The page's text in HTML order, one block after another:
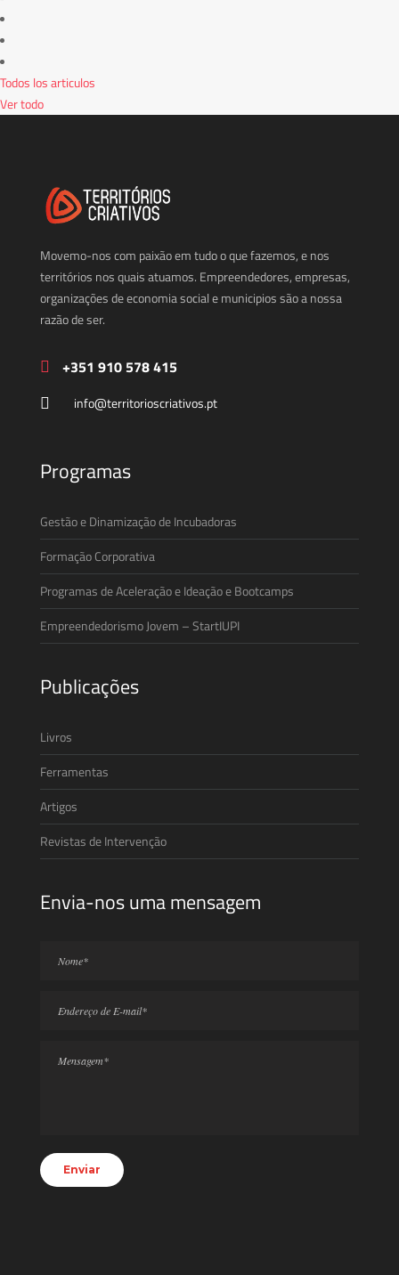
Todos los articulos
Ver todo
Movemo-nos com paixão em tudo o que fazemos, e nos
territórios nos quais atuamos. Empreendedores, empresas,
organizações de economia social e municipios são a nossa
razão de ser.
+351 910 578 415
info@territorioscriativos.pt
Programas
Gestão e Dinamização de Incubadoras
Formação Corporativa
Programas de Aceleração e Ideação e Bootcamps
Empreendedorismo Jovem – StartIUPI
Publicações
Livros
Ferramentas
Artigos
Revistas de Intervenção
Envia-nos uma mensagem